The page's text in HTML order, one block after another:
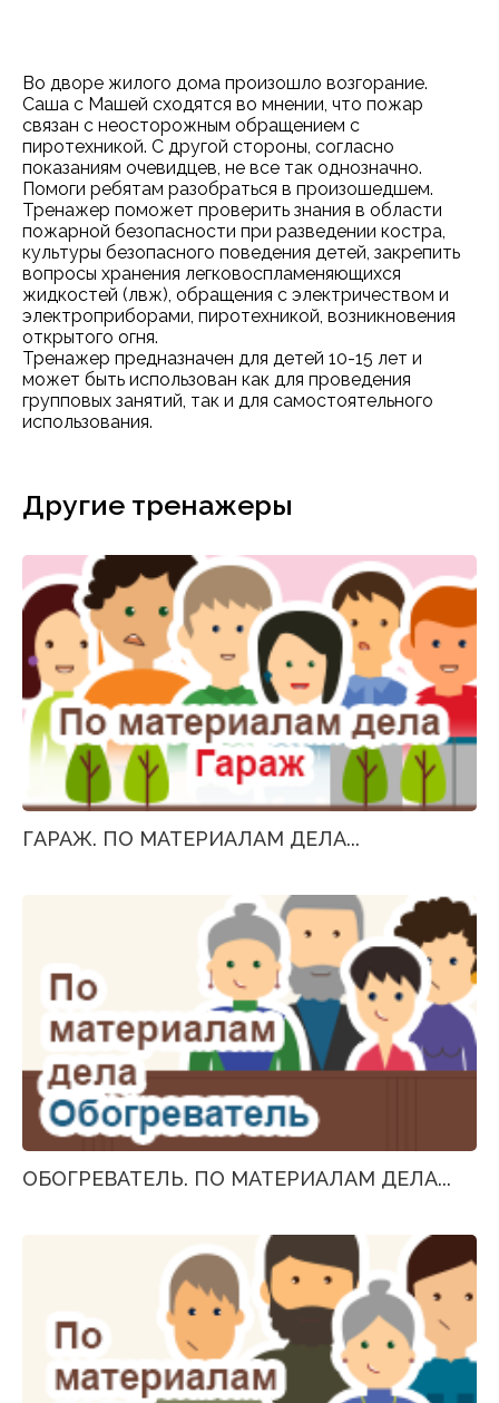
Во дворе жилого дома произошло возгорание.
Саша с Машей сходятся во мнении, что пожар
связан с неосторожным обращением с
пиротехникой. С другой стороны, согласно
показаниям очевидцев, не все так однозначно.
Помоги ребятам разобраться в произошедшем.
Тренажер поможет проверить знания в области
пожарной безопасности при разведении костра,
культуры безопасного поведения детей, закрепить
вопросы хранения легковоспламеняющихся
жидкостей (лвж), обращения с электричеством и
электроприборами, пиротехникой, возникновения
открытого огня.
Тренажер предназначен для детей 10-15 лет и
может быть использован как для проведения
групповых занятий, так и для самостоятельного
использования.
Другие тренажеры
ГАРАЖ. ПО МАТЕРИАЛАМ ДЕЛА...
ОБОГРЕВАТЕЛЬ. ПО МАТЕРИАЛАМ ДЕЛА...